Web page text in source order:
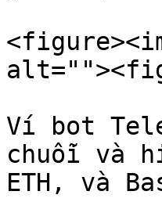
Ví bot
chuỗi và
ETH, và